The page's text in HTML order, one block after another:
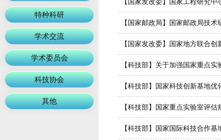
特种科研
学术交流
学术委员会
科技协会
其他
【国家发改委】国家工程研究
【国家邮政局】国家邮政局技
【国家发改委】国家地方联合
【科技部】关于加强国家重点
【科技部】国家科技创新基地优
【科技部】国家重点实验室评估
【科技部】国家国际科技合作